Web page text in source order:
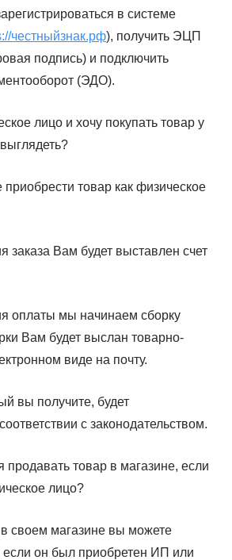
в системе
честныйзнак.рф), получить ЭЦП
подпись) и подключить
(ЭДО).
лицо и хочу покупать товар у
товар как физическое
заказа Вам будет выставлен счет
оплаты мы начинаем сборку
Вам будет выслан товарно-
виде на почту.
вы получите, будет
с законодательством.
продавать товар в магазине, если
лицо?
в своем магазине вы можете
если он был приобретен ИП или